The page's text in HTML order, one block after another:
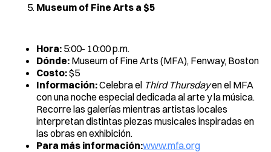
Museum of Fine Arts a $5
Hora: 5:00- 10:00 p.m.
Dónde: Museum of Fine Arts (MFA), Fenway, Boston
Costo:$5
Información:Celebra el Third Thursdayen el MFA
con una noche especial dedicada al arte y la música.
Recorre las galerías mientras artistas locales
interpretan distintas piezas musicales inspiradas en
las obras en exhibición.
Para más información:www.mfa.org